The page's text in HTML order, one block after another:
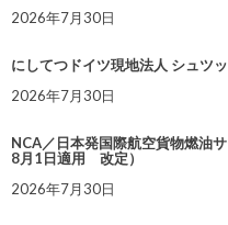
2026年7月30日
にしてつドイツ現地法人 シュツ
2026年7月30日
NCA／日本発国際航空貨物燃油
8月1日適用 改定）
2026年7月30日